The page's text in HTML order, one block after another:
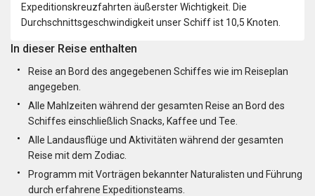
Expeditionskreuzfahrten äußerster Wichtigkeit. Die
Durchschnittsgeschwindigkeit unser Schiff ist 10,5 Knoten.
In dieser Reise enthalten
Reise an Bord des angegebenen Schiffes wie im Reiseplan
angegeben.
Alle Mahlzeiten während der gesamten Reise an Bord des
Schiffes einschließlich Snacks, Kaffee und Tee.
Alle Landausflüge und Aktivitäten während der gesamten
Reise mit dem Zodiac.
Programm mit Vorträgen bekannter Naturalisten und Führung
durch erfahrene Expeditionsteams.